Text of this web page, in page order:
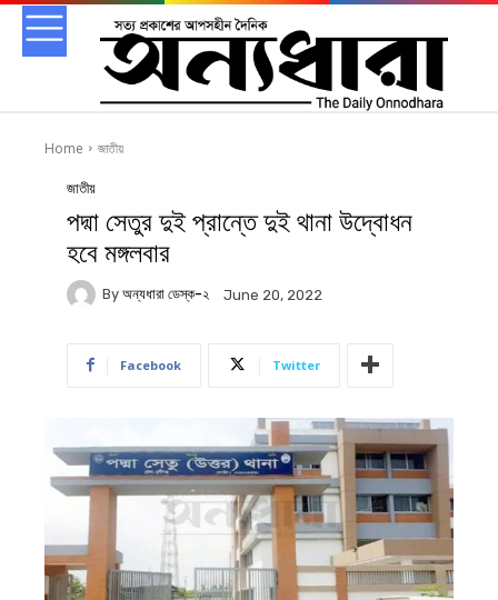
Home জাতীয়
জাতীয়
পদ্মা সেতুর দুই প্রান্তে দুই থানা উদ্বোধন
হবে মঙ্গলবার
By অন্যধারা ডেস্ক-২ June 20, 2022
Facebook Twitter